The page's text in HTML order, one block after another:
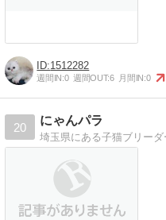
1512282
週間IN:0 週間OUT:6 月間IN:0
20
にゃんパラ